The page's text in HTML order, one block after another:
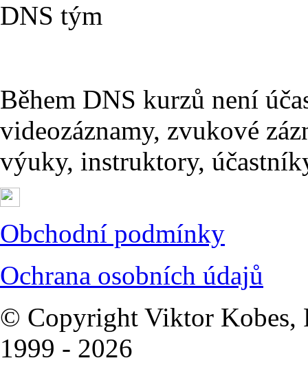
DNS tým
Během DNS kurzů není
videozáznamy, zvukové
výuky, instruktory,
Obchodní podmínky
Ochrana osobních údajů
© Copyright Viktor Kobes,
1999 - 2026